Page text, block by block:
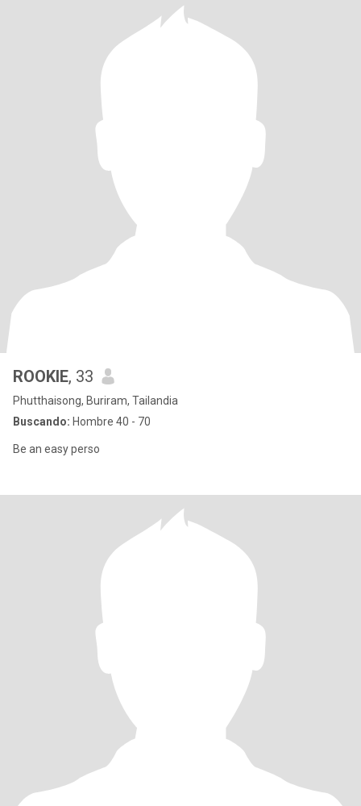
ROOKIE, 33
Phutthaisong, Buriram, Tailandia
Buscando: Hombre 40 - 70
Be an easy perso